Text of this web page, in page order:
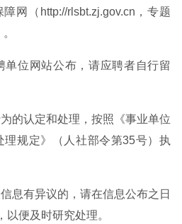
网（http://rlsbt.zj.gov.cn，专题
单位网站公布，请应聘者自行留
的认定和处理，按照《事业单位
规定》（人社部令第35号）执
息有异议的，请在信息公布之日
便及时研究处理。